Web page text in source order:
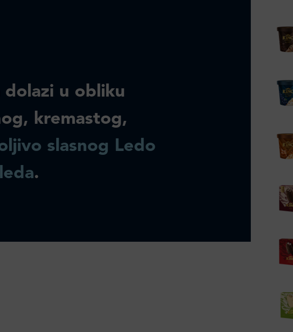
dolazi u obliku
kremastog,
slasnog Ledo
.